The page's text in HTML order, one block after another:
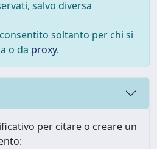
salvo diversa
soltanto per chi si
o da proxy.
per citare o creare un